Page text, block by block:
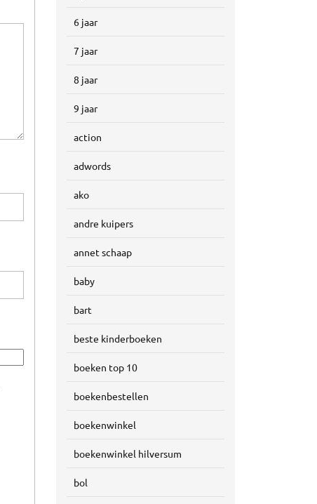
6 jaar
7 jaar
8 jaar
9 jaar
action
adwords
ako
andre kuipers
annet schaap
baby
bart
beste kinderboeken
boeken top 10
boekenbestellen
boekenwinkel
boekenwinkel hilversum
bol